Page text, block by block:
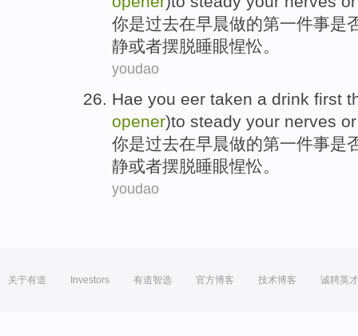
你是过去在早晨做的第一件事是
静或者摆脱睡眼惺忪。
youdao
Hae you eer taken a drink first
opener)to steady your nerves or
你是过去在早晨做的第一件事是
静或者摆脱睡眼惺忪。
youdao
关于有道 Investors 有道智选 官方博客 技术博客 诚聘英才